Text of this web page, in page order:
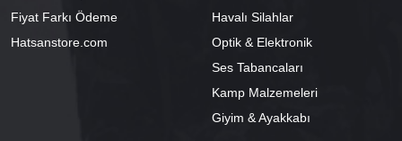
Fiyat Farkı Ödeme
Hatsanstore.com
Havalı Silahlar
Optik & Elektronik
Ses Tabancaları
Kamp Malzemeleri
Giyim & Ayakkabı